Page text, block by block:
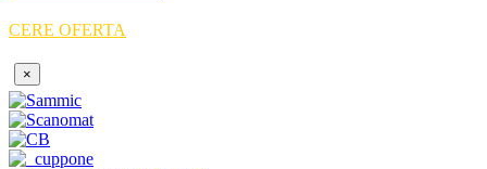
CERE OFERTA
×